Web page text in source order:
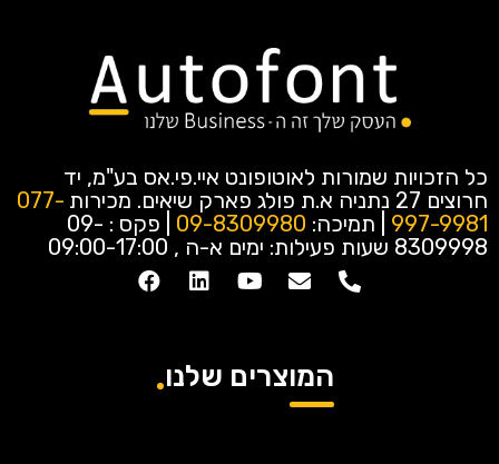
כל הזכויות שמורות לאוטופונט איי.פי.אס בע"מ, יד
חרוצים 27 נתניה א.ת פולג פארק שיאים.
מכירות 077-
997-9981
| תמיכה: 09-8309980
| פקס : 09-
8309998 שעות פעילות: ימים א-ה , 09:00-17:00
המוצרים שלנו